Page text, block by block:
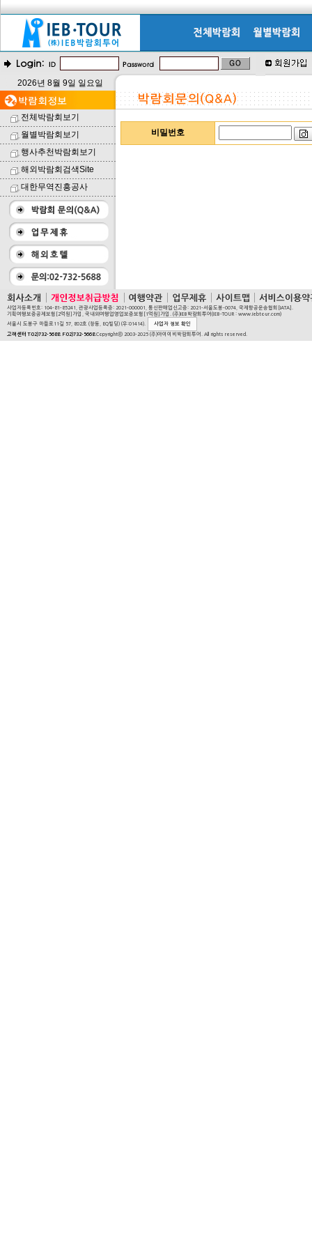
2026년 8월 9일 일요일
전체박람회보기
월별박람회보기
행사추천박람회보기
해외박람회검색Site
대한무역진흥공사
비밀번호
사업자등록번호: 104-81-85241, 관광사업등록증: 2021-000001, 통신판매업신고증: 2021-서울도봉-0074, 국제항공운송협회[IATA].
기획여행보증공제보험[2억원]가입, 국내외여행업영업보증보험[1억원]가입. (주)IEB박람회투어(IEB-TOUR : www.iebtour.com)
서울시 도봉구 마들로11길 57, 802호 (창동, EQ빌딩) (우:01414).
사업자 정보 확인
고객센터 T:02)732-5688. F:02)732-5668.Copyrightⓒ 2003-2025 (주)아이이비박람회투어. All rights reserved.